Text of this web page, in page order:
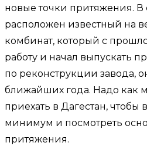
новые точки притяжения. В
расположен известный на
комбинат, который с
работу и начал выпускать
по реконструкции завода,
ближайших года. Надо как
приехать в Дагестан,
минимум и посмотреть
притяжения.